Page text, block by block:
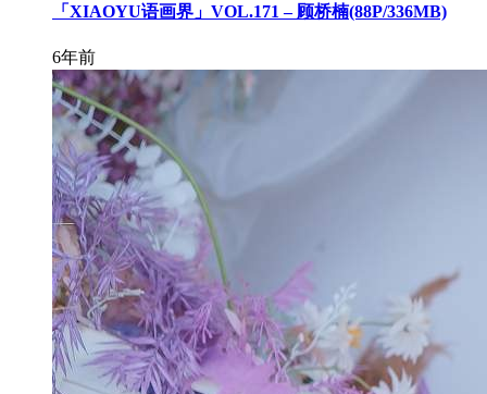
「XIAOYU语画界」VOL.171 – 顾桥楠(88P/336MB)
6年前